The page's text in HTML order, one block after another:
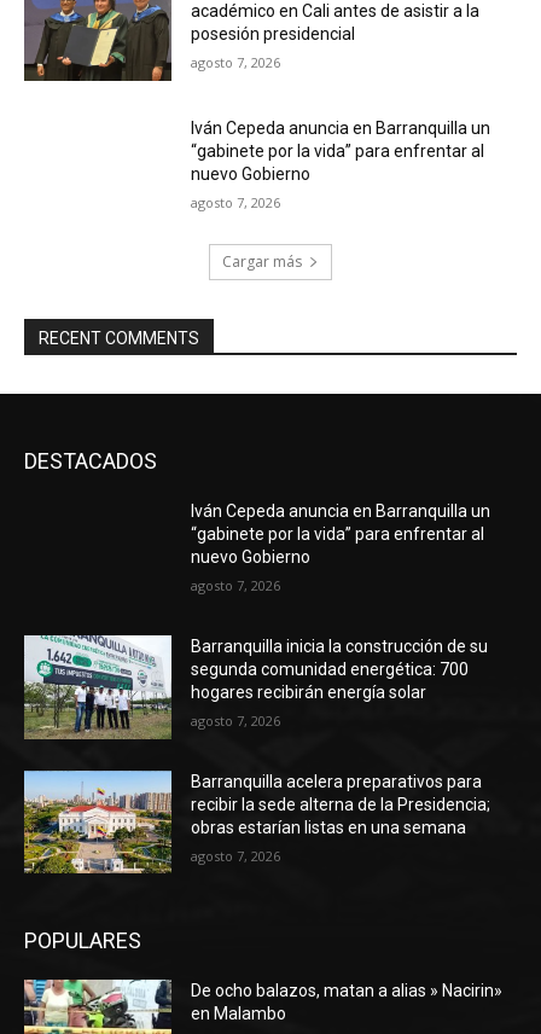
académico en Cali antes de asistir a la
posesión presidencial
agosto 7, 2026
Iván Cepeda anuncia en Barranquilla un
“gabinete por la vida” para enfrentar al
nuevo Gobierno
agosto 7, 2026
Cargar más
RECENT COMMENTS
DESTACADOS
Iván Cepeda anuncia en Barranquilla un
“gabinete por la vida” para enfrentar al
nuevo Gobierno
agosto 7, 2026
Barranquilla inicia la construcción de su
segunda comunidad energética: 700
hogares recibirán energía solar
agosto 7, 2026
Barranquilla acelera preparativos para
recibir la sede alterna de la Presidencia;
obras estarían listas en una semana
agosto 7, 2026
POPULARES
De ocho balazos, matan a alias » Nacirin»
en Malambo